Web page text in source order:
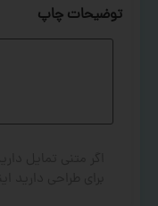
توضیحات چاپ